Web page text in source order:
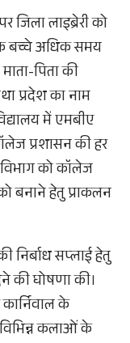
जिला लाइब्रेरी को
बच्चे अधिक समय
पिता की
प्रदेश का नाम
में एमबीए
प्रशासन की हर
को कॉलेज
बनाने हेतु प्राकलन
निर्बाध सप्लाई हेतु
की घोषणा की।
के
कलाओं के